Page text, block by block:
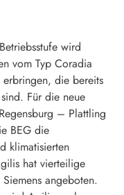
wird
vom Typ Coradia
die bereits
Für die neue
– Plattling
BEG die
klimatisierten
hat vierteilige
angeboten.